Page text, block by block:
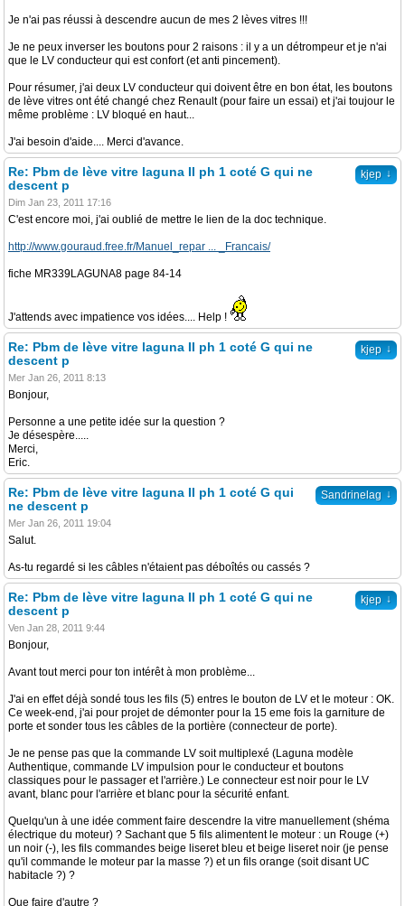
Je n'ai pas réussi à descendre aucun de mes 2 lèves vitres !!!
Je ne peux inverser les boutons pour 2 raisons : il y a un détrompeur et je n'ai
que le LV conducteur qui est confort (et anti pincement).
Pour résumer, j'ai deux LV conducteur qui doivent être en bon état, les boutons
de lève vitres ont été changé chez Renault (pour faire un essai) et j'ai toujour le
même problème : LV bloqué en haut...
J'ai besoin d'aide.... Merci d'avance.
kjep ↓
Re: Pbm de lève vitre laguna II ph 1 coté G qui ne
descent p
Dim Jan 23, 2011 17:16
C'est encore moi, j'ai oublié de mettre le lien de la doc technique.
http://www.gouraud.free.fr/Manuel_repar ... _Francais/
fiche MR339LAGUNA8 page 84-14
J'attends avec impatience vos idées.... Help !
kjep ↓
Re: Pbm de lève vitre laguna II ph 1 coté G qui ne
descent p
Mer Jan 26, 2011 8:13
Bonjour,
Personne a une petite idée sur la question ?
Je désespère.....
Merci,
Eric.
Sandrinelag ↓
Re: Pbm de lève vitre laguna II ph 1 coté G qui
ne descent p
Mer Jan 26, 2011 19:04
Salut.
As-tu regardé si les câbles n'étaient pas déboîtés ou cassés ?
kjep ↓
Re: Pbm de lève vitre laguna II ph 1 coté G qui ne
descent p
Ven Jan 28, 2011 9:44
Bonjour,
Avant tout merci pour ton intérêt à mon problème...
J'ai en effet déjà sondé tous les fils (5) entres le bouton de LV et le moteur : OK.
Ce week-end, j'ai pour projet de démonter pour la 15 eme fois la garniture de
porte et sonder tous les câbles de la portière (connecteur de porte).
Je ne pense pas que la commande LV soit multiplexé (Laguna modèle
Authentique, commande LV impulsion pour le conducteur et boutons
classiques pour le passager et l'arrière.) Le connecteur est noir pour le LV
avant, blanc pour l'arrière et blanc pour la sécurité enfant.
Quelqu'un à une idée comment faire descendre la vitre manuellement (shéma
électrique du moteur) ? Sachant que 5 fils alimentent le moteur : un Rouge (+)
un noir (-), les fils commandes beige liseret bleu et beige liseret noir (je pense
qu'il commande le moteur par la masse ?) et un fils orange (soit disant UC
habitacle ?) ?
Que faire d'autre ?